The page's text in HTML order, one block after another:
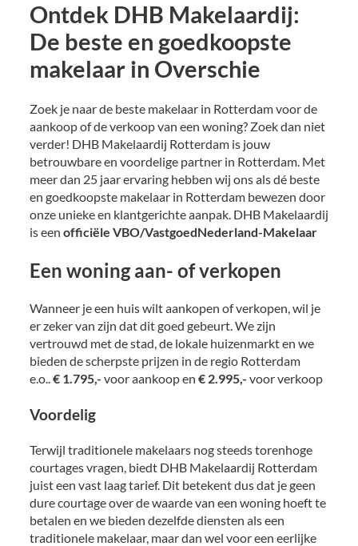
Ontdek DHB Makelaardij:
De beste en goedkoopste
makelaar in Overschie
Zoek je naar de beste makelaar in Rotterdam voor de
aankoop of de verkoop van een woning? Zoek dan niet
verder! DHB Makelaardij Rotterdam is jouw
betrouwbare en voordelige partner in Rotterdam. Met
meer dan 25 jaar ervaring hebben wij ons als dé beste
en goedkoopste makelaar in Rotterdam bewezen door
onze unieke en klantgerichte aanpak. DHB Makelaardij
is een officiële VBO/VastgoedNederland-Makelaar
Een woning aan- of verkopen
Wanneer je een huis wilt aankopen of verkopen, wil je
er zeker van zijn dat dit goed gebeurt. We zijn
vertrouwd met de stad, de lokale huizenmarkt en we
bieden de scherpste prijzen in de regio Rotterdam
e.o..€ 1.795,- voor aankoop en € 2.995,- voor verkoop
Voordelig
Terwijl traditionele makelaars nog steeds torenhoge
courtages vragen, biedt DHB Makelaardij Rotterdam
juist een vast laag tarief. Dit betekent dus dat je geen
dure courtage over de waarde van een woning hoeft te
betalen en we bieden dezelfde diensten als een
traditionele makelaar, maar dan wel voor een eerlijke